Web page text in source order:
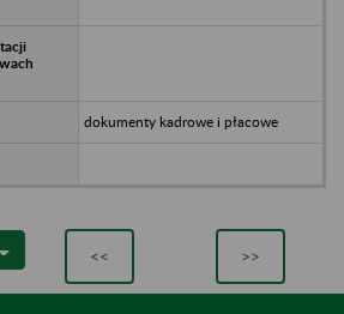
dokumenty kadrowe i płacowe
<< >>